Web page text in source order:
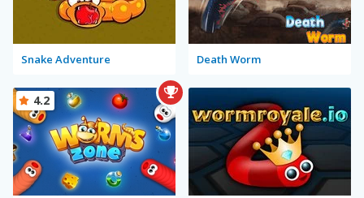
Snake Adventure Death Worm
4.2